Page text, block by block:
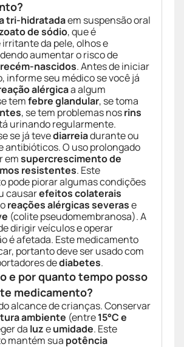
tri-hidratadaem suspensão oral
de sódio, que é
da pele, olhos e
aumentar o risco de
nascidos. Antes de iniciar
informe seu médico se você já
alérgicaa algum
temfebre glandular, se toma
, se tem problemas nosrins
urinando regularmente.
se já tevediarreiadurante ou
antibióticos. O uso prolongado
emsupercrescimento de
resistentes. Este
pode piorar algumas condições
causarefeitos colaterais
reações alérgicas severase
(colite pseudomembranosa). A
dirigir veículos e operar
é afetada. Este medicamento
portanto deve ser usado com
dediabetes.
e por quanto tempo posso
medicamento?
alcance de crianças. Conservar
ambiente (entre15°C e
da luzeumidade. Este
mantém sua potência